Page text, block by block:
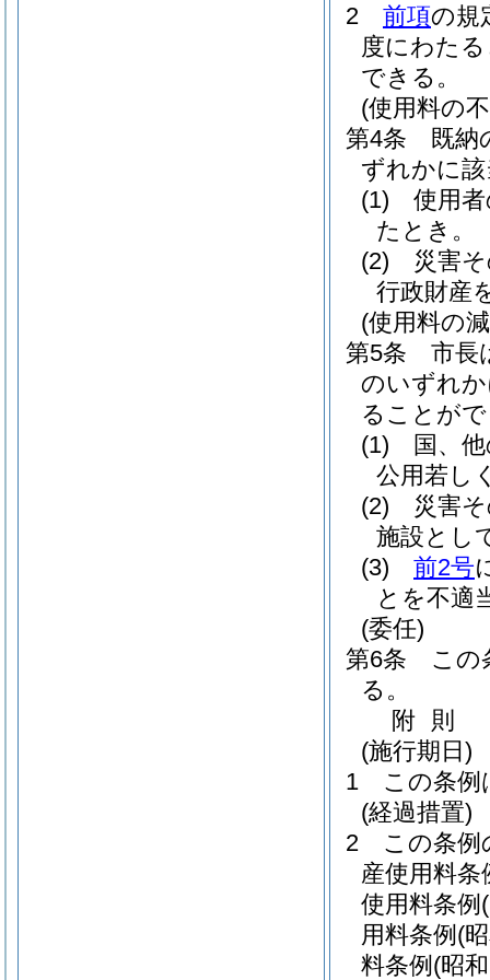
2
前項の規
度にわた
できる。
(使用料の
第4条
既納
ずれかに
(1)
使用
たとき。
(2)
災害
行政財産
(使用料の
第5条
市長
のいずれ
ることが
(1)
国、
公用若し
(2)
災害
施設とし
(3)
前2号
とを不適
(委任)
第6条
この
る。
附 則
(施行期日)
1
この条例
(経過措置)
2
この条例
産使用料条
使用料条例
用料条例 (
料条例 (昭